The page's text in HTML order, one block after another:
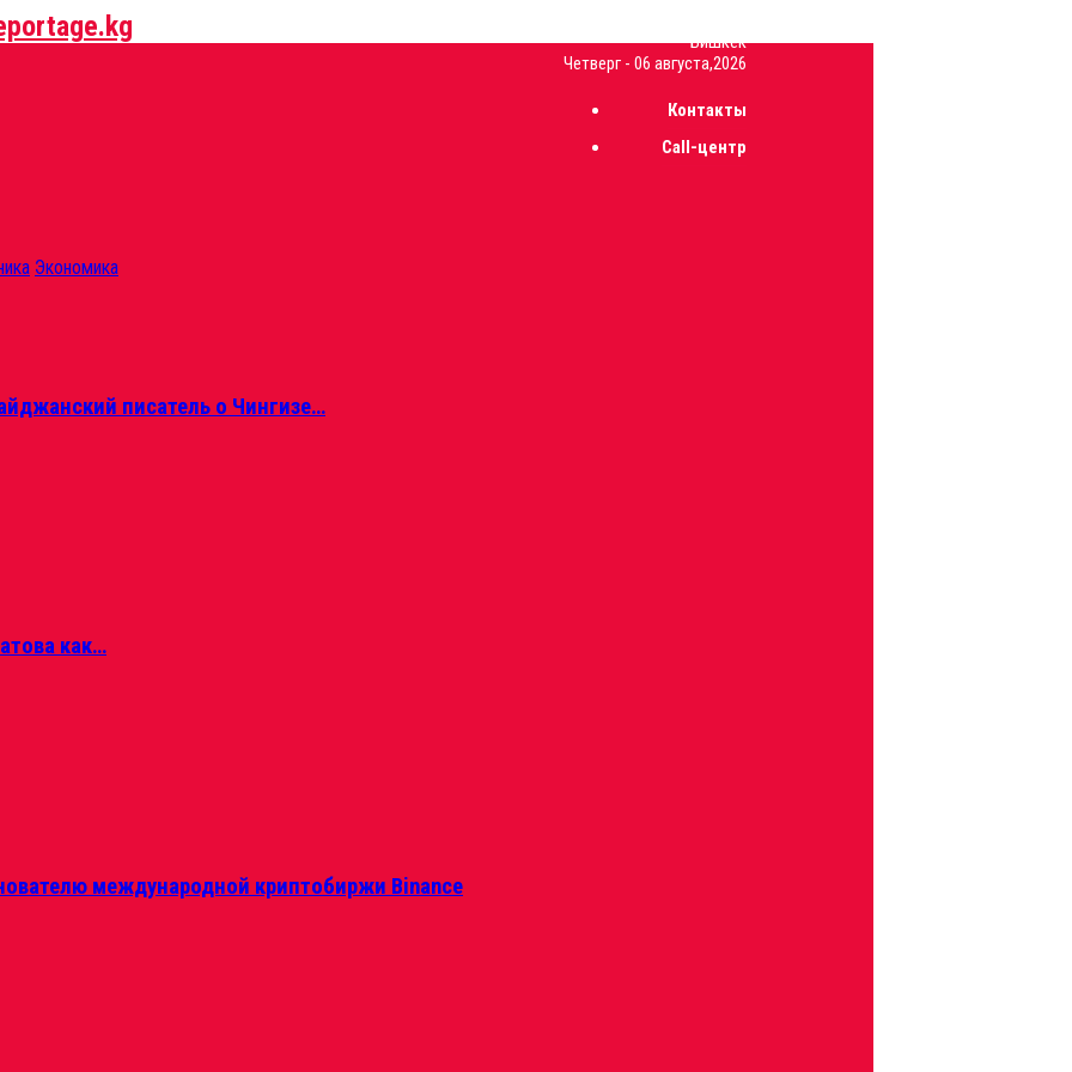
Бишкек
Четверг - 06 августа,2026
Контакты
Call-центр
Экономика
писатель о Чингизе…
как…
международной криптобиржи Binance